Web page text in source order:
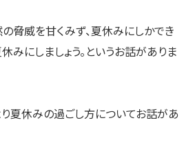
脅威を甘くみず、夏休みにしかでき
みにしましょう。というお話がありま
夏休みの過ごし方についてお話があ